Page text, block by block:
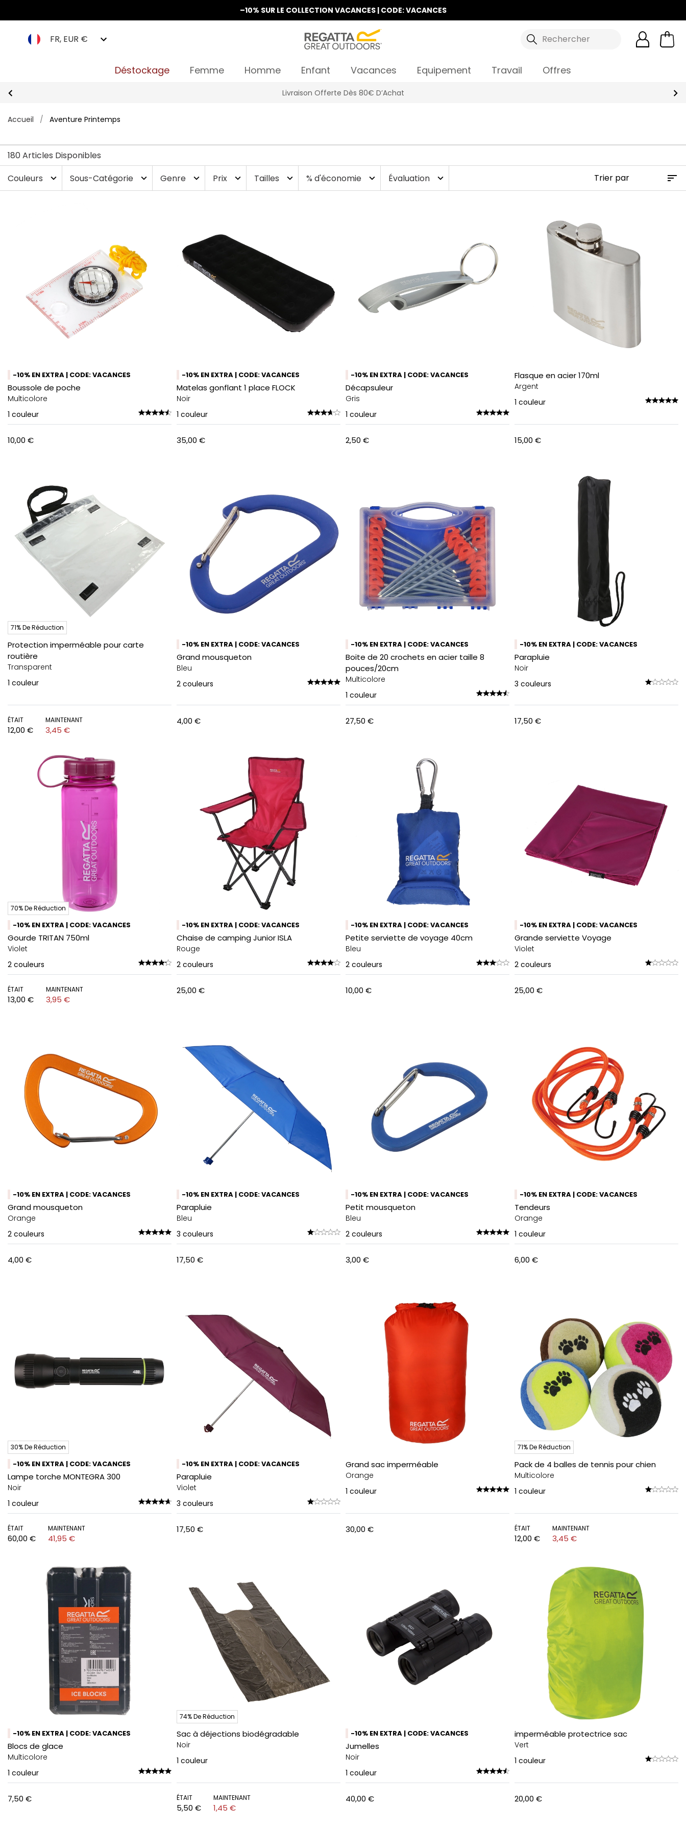
–10% SUR LE COLLECTION VACANCES | CODE: VACANCES
FR, EUR € Rechercher
Déstockage Femme Homme Enfant Vacances Equipement Travail Offres
La Nouvelle Collection Est Disponible
Accueil / Aventure Printemps
180 Articles Disponibles
Couleurs
expand_more Sous-Catégorie expand_more Genre expand_more Prix expand_more Tailles expand_more % d'économie expand_more Évaluation expand_more
-10% EN EXTRA | CODE: VACANCES
Boussole de poche
Multicolore
1 couleur
10,00 €
-10% EN EXTRA | CODE: VACANCES
Matelas gonflant 1 place FLOCK
Noir
1 couleur
35,00 €
-10% EN EXTRA | CODE: VACANCES
Décapsuleur
Gris
1 couleur
2,50 €
Flasque en acier 170ml
Argent
1 couleur
15,00 €
71% De Réduction
Protection imperméable pour carte
routière
Transparent
1 couleur
ÉTAIT
12,00 €
MAINTENANT
3,45 €
-10% EN EXTRA | CODE: VACANCES
Grand mousqueton
Bleu
2 couleurs
4,00 €
-10% EN EXTRA | CODE: VACANCES
Boite de 20 crochets en acier taille 8
pouces/20cm
Multicolore
1 couleur
27,50 €
-10% EN EXTRA | CODE: VACANCES
Parapluie
Noir
3 couleurs
17,50 €
70% De Réduction
-10% EN EXTRA | CODE: VACANCES
Gourde TRITAN 750ml
Violet
2 couleurs
ÉTAIT
13,00 €
MAINTENANT
3,95 €
-10% EN EXTRA | CODE: VACANCES
Chaise de camping Junior ISLA
Rouge
2 couleurs
25,00 €
-10% EN EXTRA | CODE: VACANCES
Petite serviette de voyage 40cm
Bleu
2 couleurs
10,00 €
-10% EN EXTRA | CODE: VACANCES
Grande serviette Voyage
Violet
2 couleurs
25,00 €
-10% EN EXTRA | CODE: VACANCES
Grand mousqueton
Orange
2 couleurs
4,00 €
-10% EN EXTRA | CODE: VACANCES
Parapluie
Bleu
3 couleurs
17,50 €
-10% EN EXTRA | CODE: VACANCES
Petit mousqueton
Bleu
2 couleurs
3,00 €
-10% EN EXTRA | CODE: VACANCES
Tendeurs
Orange
1 couleur
6,00 €
30% De Réduction
-10% EN EXTRA | CODE: VACANCES
Lampe torche MONTEGRA 300
Noir
1 couleur
ÉTAIT
60,00 €
MAINTENANT
41,95 €
-10% EN EXTRA | CODE: VACANCES
Parapluie
Violet
3 couleurs
17,50 €
Grand sac imperméable
Orange
1 couleur
30,00 €
71% De Réduction
Pack de 4 balles de tennis pour chien
Multicolore
1 couleur
ÉTAIT
12,00 €
MAINTENANT
3,45 €
-10% EN EXTRA | CODE: VACANCES
Blocs de glace
Multicolore
1 couleur
7,50 €
74% De Réduction
Sac à déjections biodégradable
Noir
1 couleur
ÉTAIT
5,50 €
MAINTENANT
1,45 €
-10% EN EXTRA | CODE: VACANCES
Jumelles
Noir
1 couleur
40,00 €
imperméable protectrice sac
Vert
1 couleur
20,00 €